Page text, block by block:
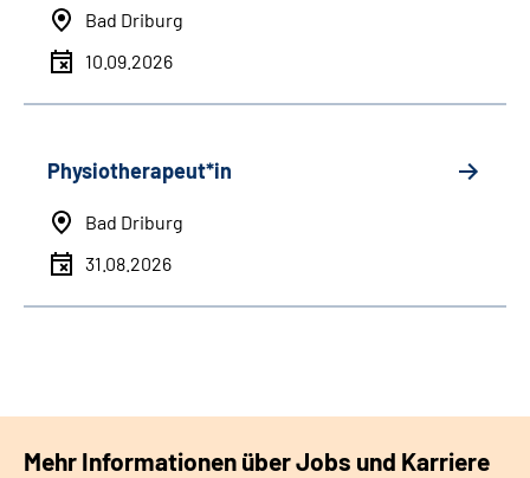
Bad Driburg
10.09.2026
Physiotherapeut*in
Bad Driburg
31.08.2026
Mehr Informationen über Jobs und Karriere